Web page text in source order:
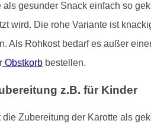
als gesunder Snack einfach so
wird. Die rohe Variante ist
Als Rohkost bedarf es außer
Obstkorbbestellen.
z.B. für Kinder
die Zubereitung der Karotte als